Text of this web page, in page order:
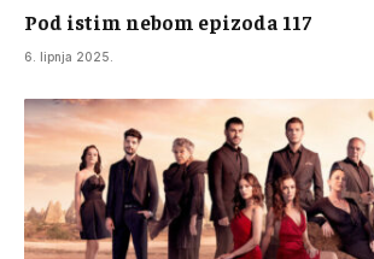
Pod istim nebom epizoda 117
6. lipnja 2025.